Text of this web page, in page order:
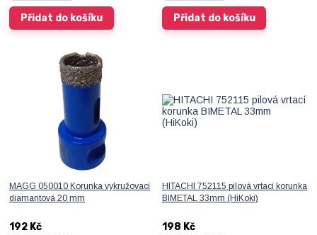
Přidat do košíku Přidat do košíku
MAGG 050010 Korunka vykružovací
diamantová 20 mm
192 Kč
HITACHI 752115 pilová vrtací korunka
BIMETAL 33mm (HiKoki)
198 Kč